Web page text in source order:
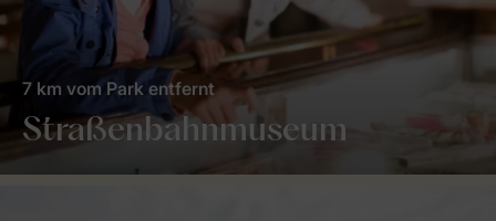
Straßenbahnmuseum
7 km vom Park entfernt